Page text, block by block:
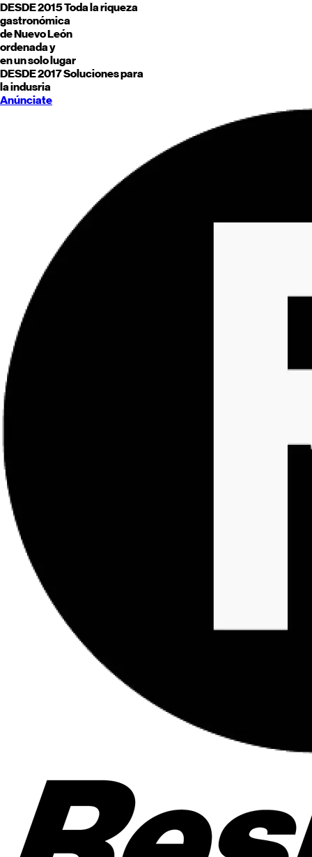
DESDE 2015Toda la riqueza
gastronómica
deNuevo León
ordenada y
en un solo lugar
DESDE 2017Soluciones para
la indusria
Anúnciate